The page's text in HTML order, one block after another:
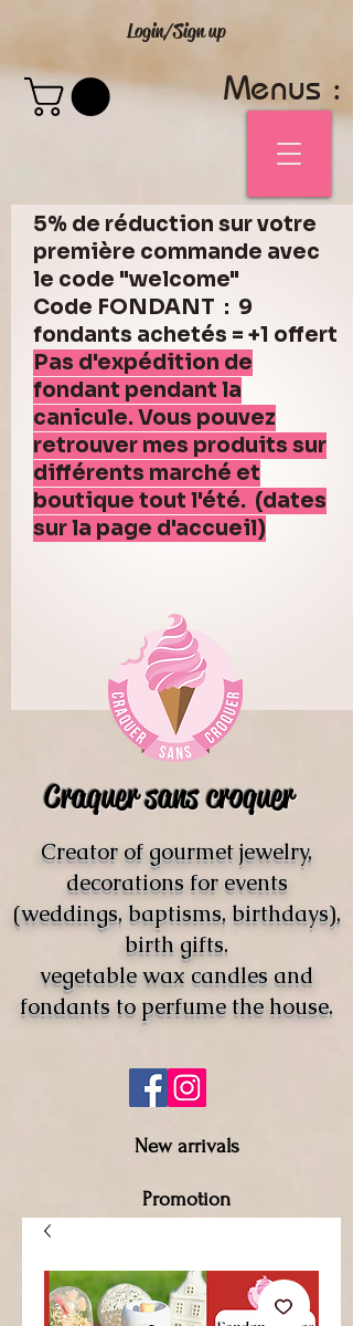
Login/Sign up
Menus :
5% de réduction sur votre
première commande avec
le code "welcome"
Code FONDANT : 9
fondants achetés = +1 offert
Pas d'expédition de
fondant pendant la
canicule. Vous pouvez
retrouver mes produits sur
différents marché et
boutique tout l'été. (dates
sur la page d'accueil)
Craquer sans croquer
Creator of gourmet jewelry,
decorations for events
(weddings, baptisms, birthdays),
birth gifts.
vegetable wax candles and
fondants to perfume the house.
New arrivals
Promotion